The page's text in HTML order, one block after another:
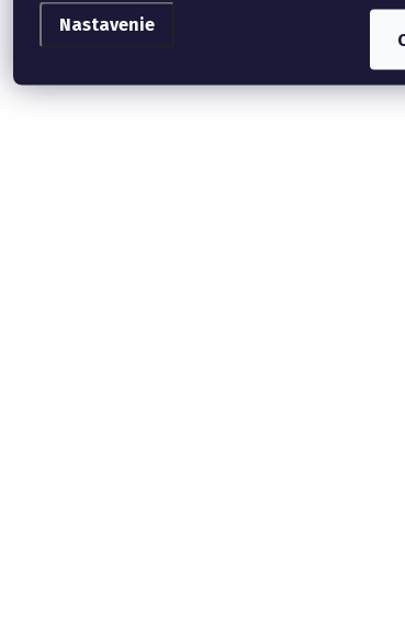
Nastavenie